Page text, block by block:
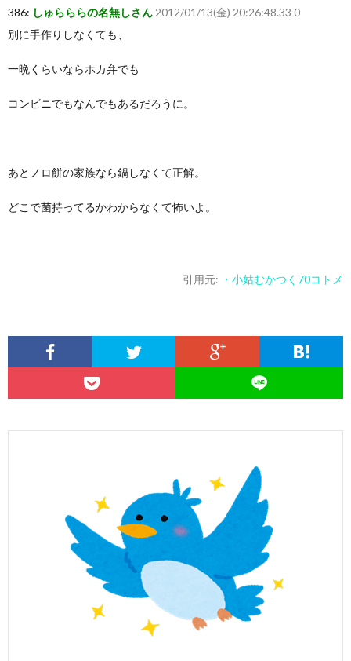
386: しゅらららの名無しさん 2012/01/13(金) 20:26:48.33 0
別に手作りしなくても、
一晩くらいならホカ弁でも
コンビニでもなんでもあるだろうに。
あとノロ餅の家族なら鍋しなくて正解。
どこで菌持ってるかわからなくて怖いよ。
引用元: ・小姑むかつく70コトメ